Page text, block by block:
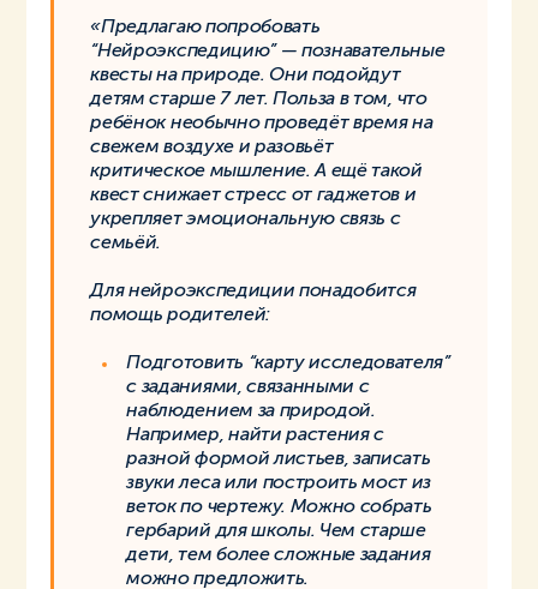
«Предлагаю попробовать
“Нейроэкспедицию” — познавательные
квесты на природе. Они подойдут
детям старше 7 лет. Польза в том, что
ребёнок необычно проведёт время на
свежем воздухе и разовьёт
критическое мышление. А ещё такой
квест снижает стресс от гаджетов и
укрепляет эмоциональную связь с
семьёй.
Для нейроэкспедиции понадобится
помощь родителей:
Подготовить “карту исследователя”
с заданиями, связанными с
наблюдением за природой.
Например, найти растения с
разной формой листьев, записать
звуки леса или построить мост из
веток по чертежу. Можно собрать
гербарий для школы. Чем старше
дети, тем более сложные задания
можно предложить.